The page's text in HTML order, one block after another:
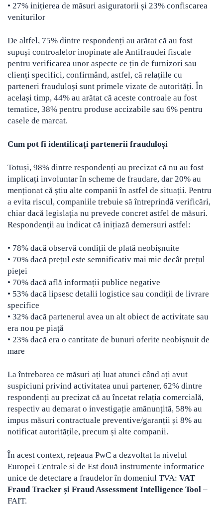
• 27% inițierea de măsuri asiguratorii și 23% confiscarea
veniturilor
De altfel, 75% dintre respondenți au arătat că au fost
supuși controalelor inopinate ale Antifraudei fiscale
pentru verificarea unor aspecte ce țin de furnizori sau
clienți specifici, confirmând, astfel, că relațiile cu
parteneri frauduloși sunt primele vizate de autorități. În
același timp, 44% au arătat că aceste controale au fost
tematice, 38% pentru produse accizabile sau 6% pentru
casele de marcat.
Cum pot fi identificați partenerii frauduloși
Totuși, 98% dintre respondenți au precizat că nu au fost
implicați involuntar în scheme de fraudare, dar 20% au
menționat că știu alte companii în astfel de situații. Pentru
a evita riscul, companiile trebuie să întreprindă verificări,
chiar dacă legislația nu prevede concret astfel de măsuri.
Respondenții au indicat că inițiază demersuri astfel:
• 78% dacă observă condiții de plată neobișnuite
• 70% dacă prețul este semnificativ mai mic decât prețul
pieței
• 70% dacă află informații publice negative
• 53% dacă lipsesc detalii logistice sau condiții de livrare
specifice
• 32% dacă partenerul avea un alt obiect de activitate sau
era nou pe piață
• 23% dacă era o cantitate de bunuri oferite neobișnuit de
mare
La întrebarea ce măsuri ați luat atunci când ați avut
suspiciuni privind activitatea unui partener, 62% dintre
respondenți au precizat că au încetat relația comercială,
respectiv au demarat o investigație amănunțită, 58% au
impus măsuri contractuale preventive/garanții și 8% au
notificat autoritățile, precum și alte companii.
În acest context, rețeaua PwC a dezvoltat la nivelul
Europei Centrale si de Est două instrumente informatice
unice de detectare a fraudelor în domeniul TVA: VAT
Fraud Tracker și Fraud Assessment Intelligence Tool –
FAIT.